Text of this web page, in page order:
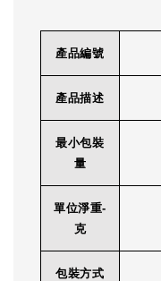
產品編號
產品描述
最小包裝
量
單位淨重-
克
包裝方式